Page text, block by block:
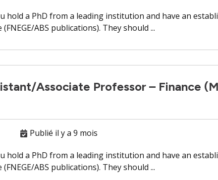
hold a PhD from a leading institution and have an
ABS publications). They should ...
Associate Professor – Finance
Publié il y a 9 mois
hold a PhD from a leading institution and have an
ABS publications). They should ...